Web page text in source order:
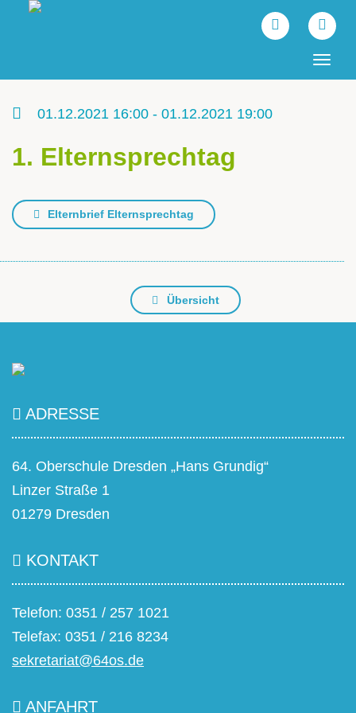
01.12.2021 16:00 - 01.12.2021 19:00
1. Elternsprechtag
Elternbrief Elternsprechtag
Übersicht
ADRESSE
64. Oberschule Dresden „Hans Grundig“
Linzer Straße 1
01279 Dresden
KONTAKT
Telefon: 0351 / 257 1021
Telefax: 0351 / 216 8234
sekretariat@64os.de
ANFAHRT